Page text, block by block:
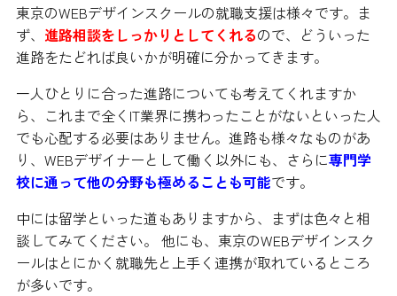
東京のWEBデザインスクールの就職支援は様々です。ま
ず、 進路相談をしっかりとしてくれるので、どういった
進路をたどれば良いかが明確に分かってきます。
一人ひとりに合った進路についても考えてくれますか
ら、これまで全くIT業界に携わったことがないといった人
でも心配する必要はありません。進路も様々なものがあ
り、WEBデザイナーとして働く以外にも、さらに専門学
校に通って他の分野も極めることも可能です。
中には留学といった道もありますから、まずは色々と相
談してみてください。 他にも、東京のWEBデザインスク
ールはとにかく就職先と上手く連携が取れているところ
が多いです。